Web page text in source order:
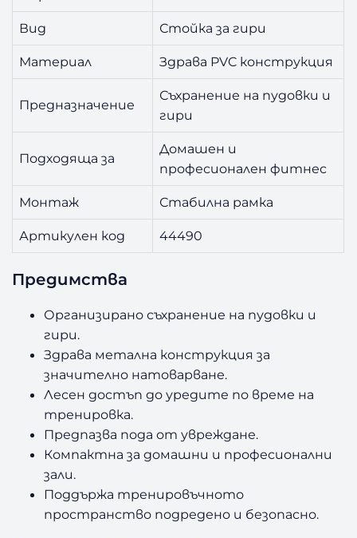
Вид Стойка за гири
Материал Здрава PVC конструкция
Предназначение
Съхранение на пудовки и
гири
Подходяща за
Домашен и
професионален фитнес
Монтаж Стабилна рамка
Артикулен код 44490
Предимства
Организирано съхранение на пудовки и
гири.
Здрава метална конструкция за
значително натоварване.
Лесен достъп до уредите по време на
тренировка.
Предпазва пода от увреждане.
Компактна за домашни и професионални
зали.
Поддържа тренировъчното
пространство подредено и безопасно.